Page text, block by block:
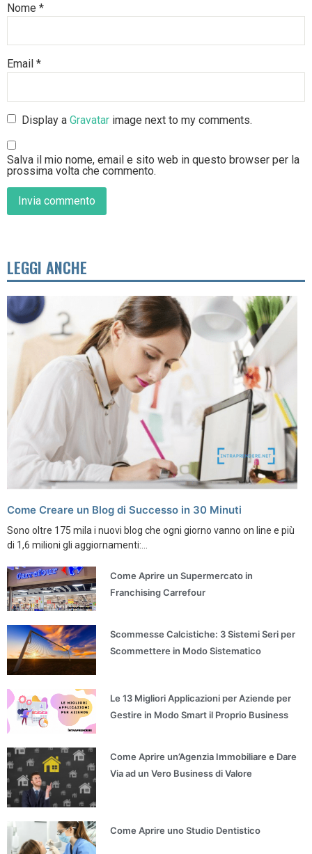
Nome *
Email *
Display aGravatar image next to my comments.
Salva il mio nome, email e sito web in questo browser per la
prossima volta che commento.
LEGGI ANCHE
Come Creare un Blog di Successo in 30 Minuti
Sono oltre 175 mila i nuovi blog che ogni giorno vanno on line e più
di 1,6 milioni gli aggiornamenti:...
Come Aprire un Supermercato in
Franchising Carrefour
Scommesse Calcistiche: 3 Sistemi Seri per
Scommettere in Modo Sistematico
Le 13 Migliori Applicazioni per Aziende per
Gestire in Modo Smart il Proprio Business
Come Aprire un’Agenzia Immobiliare e Dare
Via ad un Vero Business di Valore
Come Aprire uno Studio Dentistico